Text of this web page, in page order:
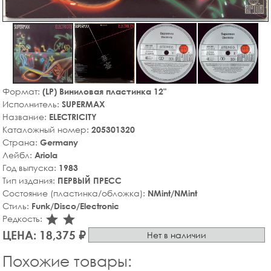
Формат: (LP) Виниловая пластинка 12"
Исполнитель: SUPERMAX
Название: ELECTRICITY
Каталожный номер: 205301320
Страна: Germany
Лейбл: Ariola
Год выпуска: 1983
Тип издания: ПЕРВЫЙ ПРЕСС
Состояние (пластинка/обложка): NMint/NMint
Стиль: Funk/Disco/Electronic
Редкость: star_rate
star_rate
ЦЕНА: 18,375 ₽ Нет в наличии
Похожие товары: